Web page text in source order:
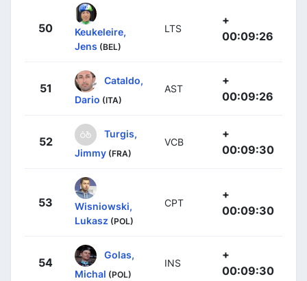
50
Keukeleire,
Jens (BEL)
LTS
+
00:09:26
51
Cataldo,
Dario (ITA)
AST
+
00:09:26
52
Turgis,
Jimmy (FRA)
VCB
+
00:09:30
53
Wisniowski,
Lukasz (POL)
CPT
+
00:09:30
54
Golas,
Michal (POL)
INS
+
00:09:30